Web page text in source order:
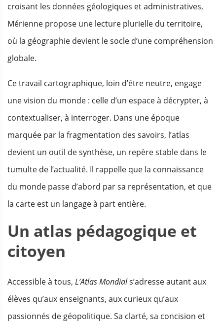
croisant les données géologiques et administratives,
Mérienne propose une lecture plurielle du territoire,
où la géographie devient le socle d’une compréhension
globale.
Ce travail cartographique, loin d’être neutre, engage
une vision du monde : celle d’un espace à décrypter, à
contextualiser, à interroger. Dans une époque
marquée par la fragmentation des savoirs, l’atlas
devient un outil de synthèse, un repère stable dans le
tumulte de l’actualité. Il rappelle que la connaissance
du monde passe d’abord par sa représentation, et que
la carte est un langage à part entière.
Un atlas pédagogique et
citoyen
Accessible à tous, L’Atlas Mondials’adresse autant aux
élèves qu’aux enseignants, aux curieux qu’aux
passionnés de géopolitique. Sa clarté, sa concision et